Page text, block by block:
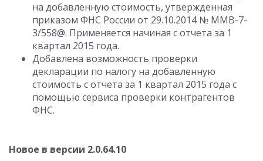
на добавленную стоимость, утвержденная
приказом ФНС России от 29.10.2014 № ММВ-7-
3/558@. Применяется начиная с отчета за 1
квартал 2015 года.
Добавлена возможность проверки
декларации по налогу на добавленную
стоимость с отчета за 1 квартал 2015 года с
помощью сервиса проверки контрагентов
ФНС.
Новое в версии 2.0.64.10